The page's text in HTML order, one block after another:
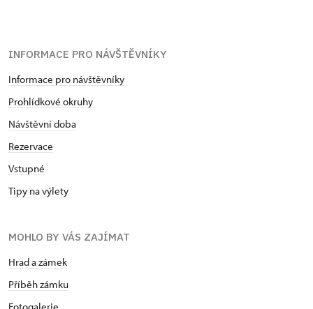
INFORMACE PRO NÁVŠTĚVNÍKY
Informace pro návštěvníky
Prohlídkové okruhy
Návštěvní doba
Rezervace
Vstupné
Tipy na výlety
MOHLO BY VÁS ZAJÍMAT
Hrad a zámek
Příběh zámku